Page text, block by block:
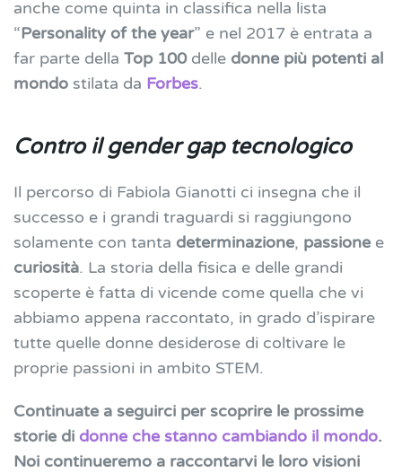
anche come quinta in classifica nella lista
“Personality of the year” e nel 2017 è entrata a
far parte della Top 100delle donne più potenti al
mondo stilata da Forbes.
Contro il gender gap tecnologico
Il percorso di Fabiola Gianotti ci insegna che il
successo e i grandi traguardi si raggiungono
solamente con tanta determinazione, passione e
curiosità. La storia della fisica e delle grandi
scoperte è fatta di vicende come quella che vi
abbiamo appena raccontato, in grado d’ispirare
tutte quelle donne desiderose di coltivare le
proprie passioni in ambito STEM.
Continuate a seguirci per scoprire le prossime
storie di donne che stanno cambiando il mondo.
Noi continueremo a raccontarvi le loro visioni